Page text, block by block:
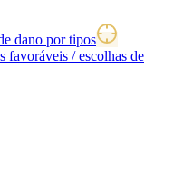
dano por tipos
favoráveis / escolhas de